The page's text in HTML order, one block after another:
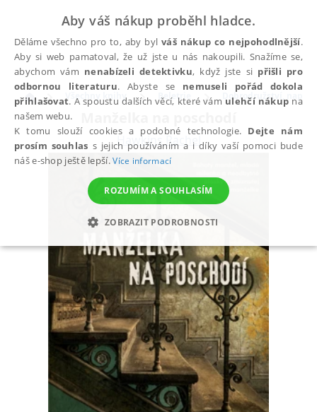
Všechny knihy Beletrie Dobrodružství,
Hawkins Rachel
Aby váš nákup proběhl hladce.
Děláme všechno pro to, aby bylváš nákup co nejpohodlnější.
Aby si web pamatoval, že už jste u nás nakoupili. Snažíme se,
abychom vám nenabízeli detektivku, když jste si přišli pro
odbornou literaturu. Abyste se nemuseli pořád dokola
přihlašovat. A spoustu dalších věcí, které vám ulehčí nákup na
našem webu.
K tomu slouží cookies a podobné technologie. Dejte nám
prosím souhlas s jejich používáním a i díky vaší pomoci bude
náš e-shop ještě lepší.Více informací
ROZUMÍM A SOUHLASÍM
ZOBRAZIT PODROBNOSTI
NEZBYTNÉ ANALYTICKÉ MARKETINGOVÉ
FUNKČNÍ NEZAŘAZENÉ SOUBORY
Nezbytné Analytické Marketingové
Funkční
Nezařazené soubory
Nezbytně nutné soubory cookie umožňují základní funkce webových
stránek, jako je přihlášení uživatele a správa účtu. Webové stránky nelze
bez nezbytně nutných souborů cookie správně používat.